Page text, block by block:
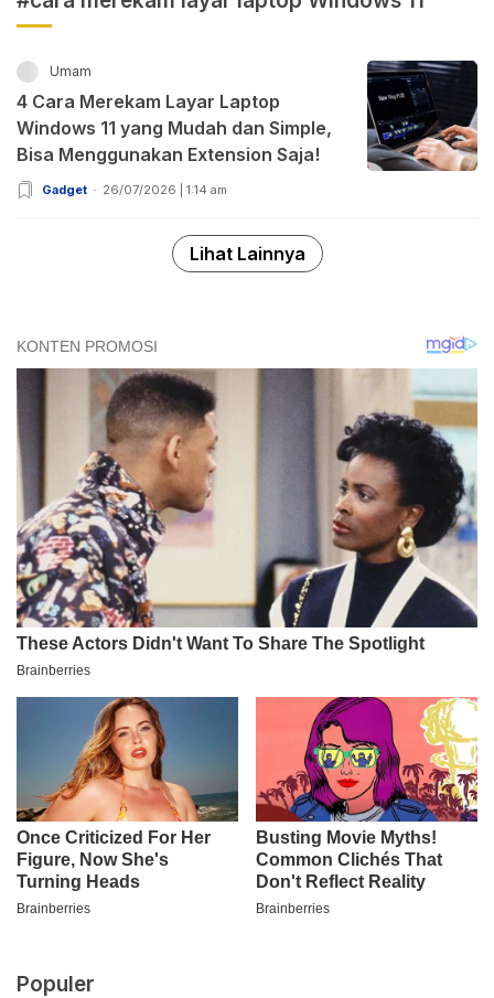
Umam
4 Cara Merekam Layar Laptop
Windows 11 yang Mudah dan Simple,
Bisa Menggunakan Extension Saja!
Gadget 26/07/2026 | 1:14 am
Lihat Lainnya
Populer